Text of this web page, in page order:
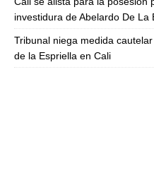
investidura de Abelardo De La
Tribunal niega medida
de la Espriella en Cali